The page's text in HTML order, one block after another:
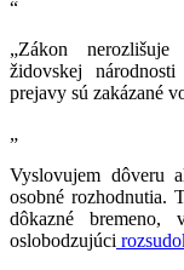
“
„Zákon
židovskej
prejavy sú zakázané
„
Vyslovujem dôveru
osobné rozhodnutia.
dôkazné
oslobodzujúci